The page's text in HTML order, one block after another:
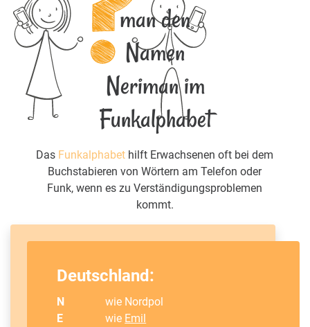
man den
Namen
Neriman im
Funkalphabet
Das Funkalphabet hilft Erwachsenen oft bei dem
Buchstabieren von Wörtern am Telefon oder
Funk, wenn es zu Verständigungsproblemen
kommt.
Deutschland:
N
wie Nordpol
E
wie Emil